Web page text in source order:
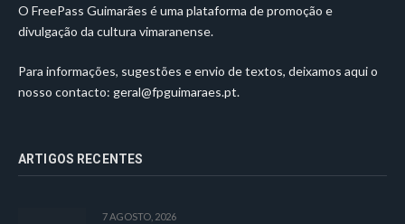
O FreePass Guimarães é uma plataforma de promoção e
divulgação da cultura vimaranense.
Para informações, sugestões e envio de textos, deixamos aqui o
nosso contacto: geral@fpguimaraes.pt.
ARTIGOS RECENTES
7 AGOSTO, 2026